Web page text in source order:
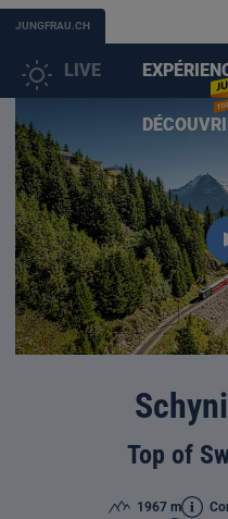
JUNGFRAU.CH
LIVE
Top of
1967 m